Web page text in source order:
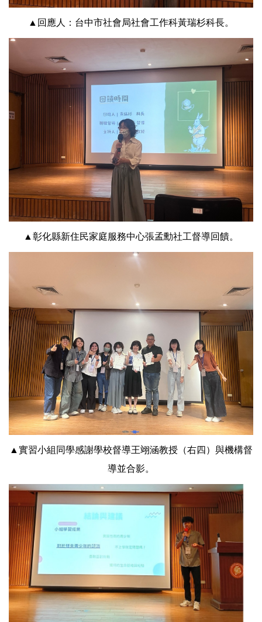
▲回應人：台中市社會局社會工作科黃瑞杉科長。
▲彰化縣新住民家庭服務中心張孟勳社工督導回饋。
▲實習小組同學感謝學校督導王翊涵教授（右四）與機構督
導並合影。